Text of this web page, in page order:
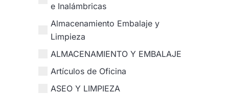
e Inalámbricas
Almacenamiento Embalaje y
Limpieza
ALMACENAMIENTO Y EMBALAJE
Artículos de Oficina
ASEO Y LIMPIEZA